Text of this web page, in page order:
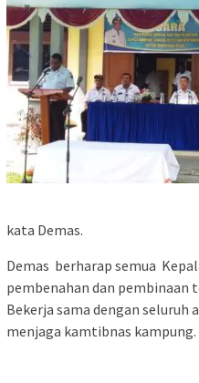
kata Demas.
Demas berharap semua
pembenahan dan pembinaan
Bekerja sama dengan seluruh
menjaga kamtibnas kampung.